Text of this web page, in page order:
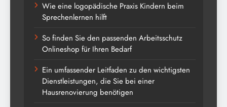
Wie eine logopädische Praxis Kindern beim
Sprechenlernen hilft
So finden Sie den passenden Arbeitsschutz
Onlineshop für Ihren Bedarf
Ein umfassender Leitfaden zu den wichtigsten
Dienstleistungen, die Sie bei einer
Hausrenovierung benötigen